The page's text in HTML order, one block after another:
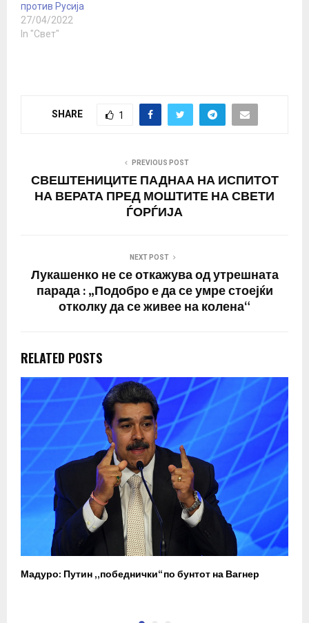
против Русија
27/04/2022
In "Свет"
SHARE 1
PREVIOUS POST
СВЕШТЕНИЦИТЕ ПАДНАА НА ИСПИТОТ
НА ВЕРАТА ПРЕД МОШТИТЕ НА СВЕТИ
ЃОРЃИЈА
NEXT POST
Лукашенко не се откажува од утрешната
парада : „Подобро е да се умре стоејќи
отколку да се живее на колена“
RELATED POSTS
Мадуро: Путин „победнички“ по бунтот на Вагнер